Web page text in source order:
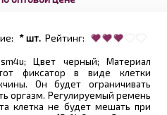
* шт. Рейтинг:
Цвет черный; Материал
фиксатор в виде клетки
Он будет ограничивать
оргазм. Регулируемый ремень
клетка не будет мешать при